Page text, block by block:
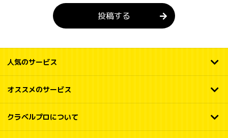
投稿する
人気のサービス
オススメのサービス
クラベルプロについて